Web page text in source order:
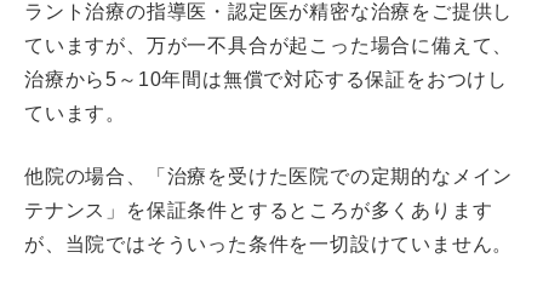
ラント治療の指導医・認定医が精密な治療をご提供し
ていますが、万が一不具合が起こった場合に備えて、
治療から5～10年間は無償で対応する保証をおつけし
ています。
他院の場合、「治療を受けた医院での定期的なメイン
テナンス」を保証条件とするところが多くあります
が、当院ではそういった条件を一切設けていません。